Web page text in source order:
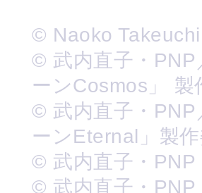
© Naoko Takeuchi
© 武内直子・PNP
ーンCosmos」 製
© 武内直子・PNP
ーンEternal」製
© 武内直子・PNP
© 武内直子・